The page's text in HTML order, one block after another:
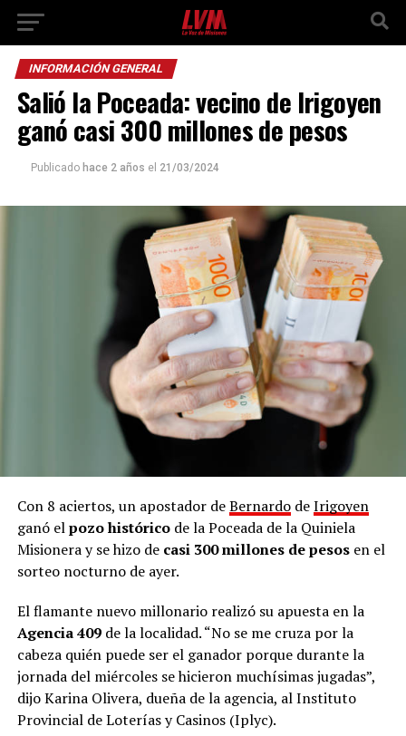
INFORMACIÓN GENERAL
Salió la Poceada: vecino de Irigoyen
ganó casi 300 millones de pesos
Publicado hace 2 años el 21/03/2024
Con 8 aciertos, un apostador deBernardodeIrigoyen
ganó elpozo históricode la Poceada de la Quiniela
Misionera y se hizo decasi 300 millones de pesosen el
sorteo nocturno de ayer.
El flamante nuevo millonario realizó su apuesta en la
Agencia 409de la localidad. “No se me cruza por la
cabeza quién puede ser el ganador porque durante la
jornada del miércoles se hicieron muchísimas jugadas”,
dijo Karina Olivera, dueña de la agencia, al Instituto
Provincial de Loterías y Casinos (Iplyc).